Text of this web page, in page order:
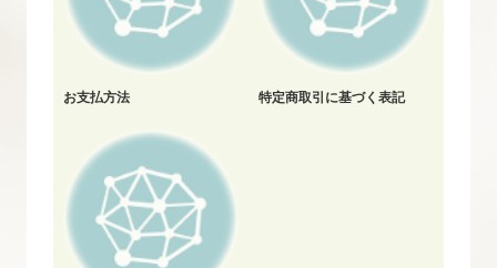
お支払方法 特定商取引に基づく表記